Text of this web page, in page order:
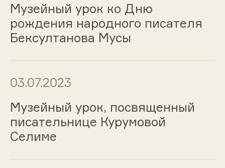
Музейный урок ко Дню
рождения народного писателя
Бексултанова Мусы
03.07.2023
Музейный урок, посвященный
писательнице Курумовой
Селиме